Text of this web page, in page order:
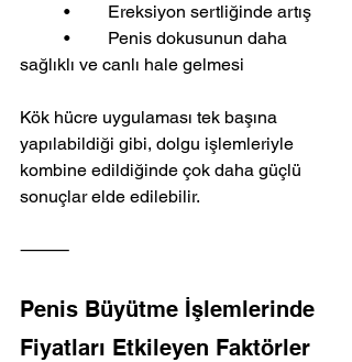
	•	Ereksiyon sertliğinde artış
sağlıklı ve canlı hale gelmesi
Kök hücre uygulaması tek başına
yapılabildiği gibi, dolgu işlemleriyle
kombine edildiğinde çok daha güçlü
sonuçlar elde edilebilir.
⸻
Penis Büyütme İşlemlerinde
Fiyatları Etkileyen Faktörler